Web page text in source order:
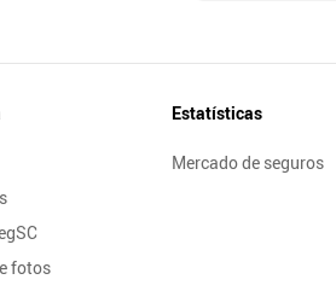
fotos
Estatísticas
Mercado de seguros